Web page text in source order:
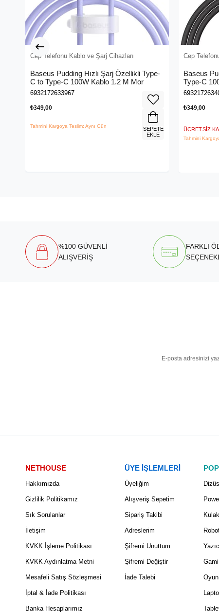
Cep Telefonu Kablo ve Şarj Cihazları
Baseus Pudding Hızlı Şarj Özellikli Type-
C to Type-C 100W Kablo 1.2 M Mor
6932172633967
₺349,00
Tahmini Kargoya Teslim: Aynı Gün
SEPETE
EKLE
Cep
Baseus
Type-C
₺349,00
ÜCRETSIZ
Tahmini
%100 GÜVENLİ
ALIŞVERİŞ
FARKLI
NETHOUSE
Hakkımızda
Gizlilik Politikamız
Sık Sorulanlar
İletişim
KVKK İşleme Politikası
KVKK Aydınlatma Metni
Mesafeli Satış Sözleşmesi
İptal & İade Politikası
Banka Hesaplarımız
ÜYE İŞLEMLERİ
Üyeliğim
Alışveriş Sepetim
Sipariş Takibi
Adreslerim
Şifremi Unuttum
Şifremi Değiştir
İade Talebi